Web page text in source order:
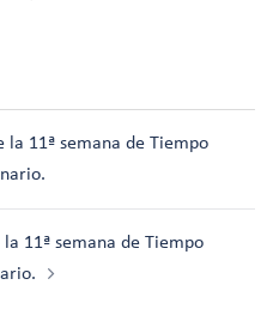
la 11ª semana de Tiempo
11ª semana de Tiempo